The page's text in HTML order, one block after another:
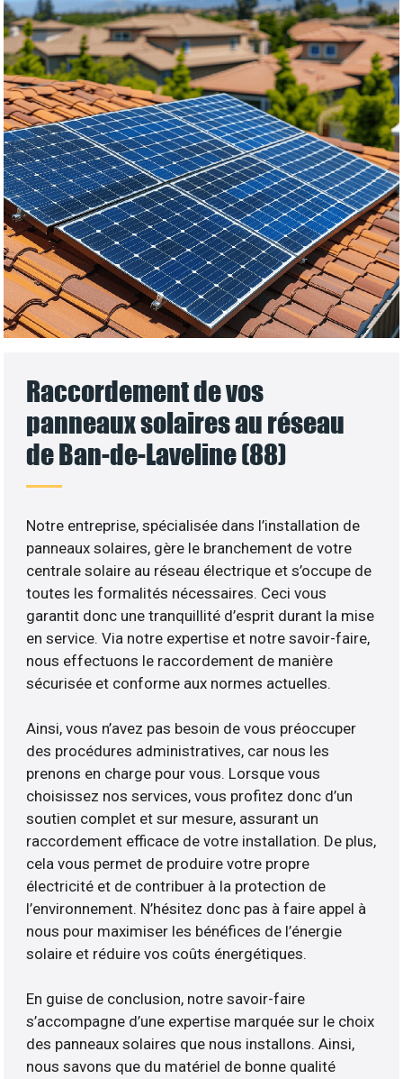
Raccordement de vos
panneaux solaires au réseau
de Ban-de-Laveline (88)
Notre entreprise, spécialisée dans l’installation de
panneaux solaires, gère le branchement de votre
centrale solaire au réseau électrique et s’occupe de
toutes les formalités nécessaires. Ceci vous
garantit donc une tranquillité d’esprit durant la mise
en service. Via notre expertise et notre savoir-faire,
nous effectuons le raccordement de manière
sécurisée et conforme aux normes actuelles.
Ainsi, vous n’avez pas besoin de vous préoccuper
des procédures administratives, car nous les
prenons en charge pour vous. Lorsque vous
choisissez nos services, vous profitez donc d’un
soutien complet et sur mesure, assurant un
raccordement efficace de votre installation. De plus,
cela vous permet de produire votre propre
électricité et de contribuer à la protection de
l’environnement. N’hésitez donc pas à faire appel à
nous pour maximiser les bénéfices de l’énergie
solaire et réduire vos coûts énergétiques.
En guise de conclusion, notre savoir-faire
s’accompagne d’une expertise marquée sur le choix
des panneaux solaires que nous installons. Ainsi,
nous savons que du matériel de bonne qualité